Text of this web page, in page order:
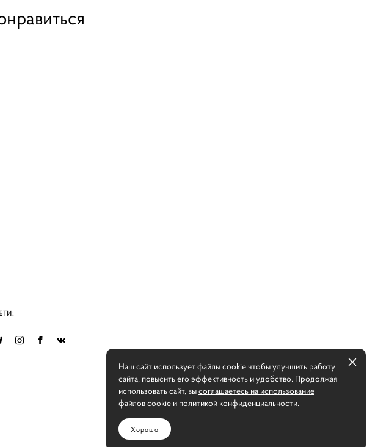
Наш сайт использует файлы cookie чтобы улучшить работу
сайта, повысить его эффективность и удобство. Продолжая
использовать сайт, высоглашаетесь на использование
файлов cookie и политикой конфиденциальности.
Хорошо